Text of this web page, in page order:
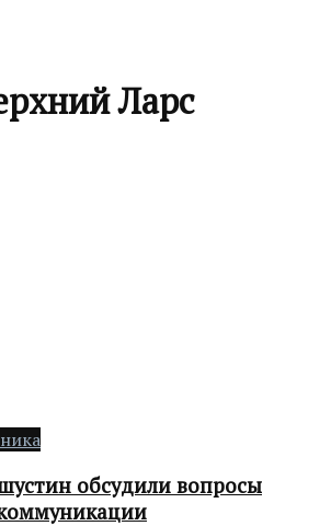
Ларс
обсудили вопросы